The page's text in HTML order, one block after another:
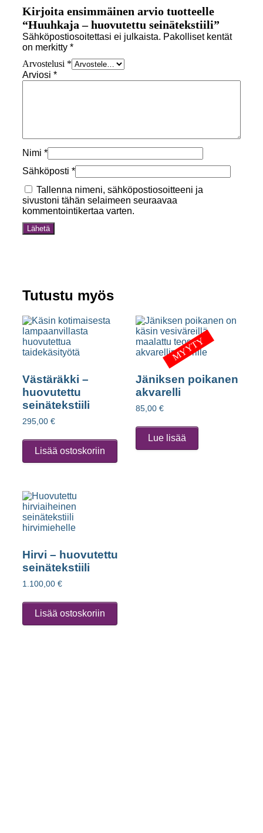
Kirjoita ensimmäinen arvio tuotteelle
“Huuhkaja – huovutettu seinätekstiili”
Sähköpostiosoitettasi ei julkaista. Pakolliset kentät
on merkitty *
Arvostelusi *
Arviosi *
Nimi *
Sähköposti *
Tallenna nimeni, sähköpostiosoitteeni ja
sivustoni tähän selaimeen seuraavaa
kommentointikertaa varten.
Tutustu myös
Västäräkki –
huovutettu
seinätekstiili
295,00 €
Lisää ostoskoriin
Jäniksen poikanen
akvarelli
85,00€
Lue lisää
MYYTY
Hirvi – huovutettu
seinätekstiili
1.100,00 €
Lisää ostoskoriin